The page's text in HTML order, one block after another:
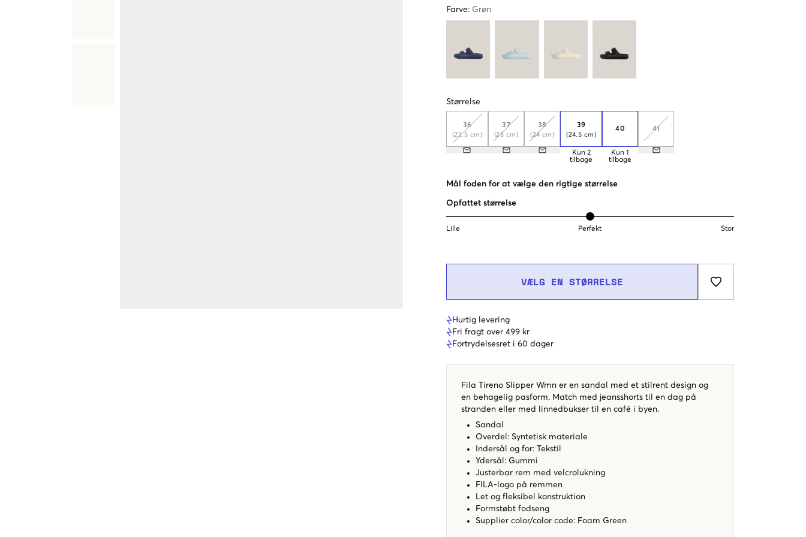
Farve: Grøn
Størrelse
36
(22.5 cm)
37
(23 cm)
38
(24 cm)
39
(24.5 cm)
Kun 2
tilbage
40
Kun 1
tilbage
41
Mål foden for at vælge den rigtige størrelse
Opfattet størrelse
Lille Perfekt Stor
VÆLG EN STØRRELSE
Hurtig levering
Fri fragt over 499 kr
Fortrydelsesret i 60 dager
Fila Tireno Slipper Wmn er en sandal med et stilrent design og
en behagelig pasform. Match med jeansshorts til en dag på
stranden eller med linnedbukser til en café i byen.
Sandal​
Overdel: Syntetisk materiale​
Indersål og for: Tekstil​
Ydersål: Gummi​
Justerbar rem med velcrolukning​
FILA-logo på remmen​
Let og fleksibel konstruktion​
Formstøbt fodseng
Supplier color/color code: Foam Green